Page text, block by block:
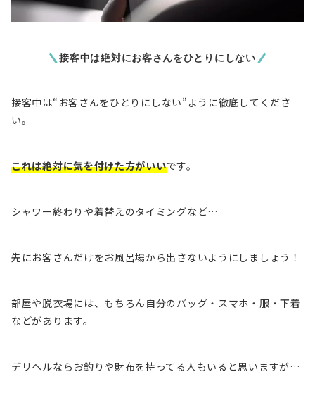
接客中は絶対にお客さんをひとりにしない
接客中は“お客さんをひとりにしない”ように徹底 してくださ
い。
これは絶対に気を付けた方がいいです。
シャワー終わりや着替えのタイミングなど…
先にお客さんだけをお風呂場から出さないようにしましょう！
部屋や脱衣場には、もちろん自分のバッグ・スマホ・服・下着
などがあります。
デリヘルならお釣りや財布を持ってる人もいると思いますが…